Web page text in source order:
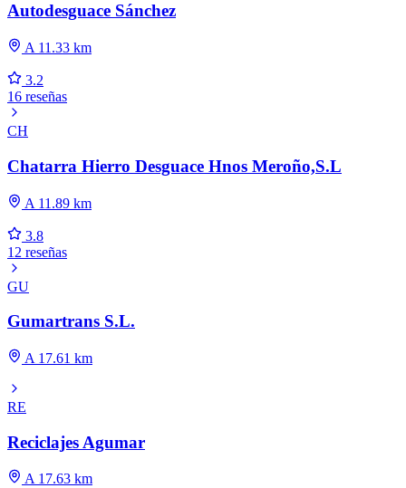
Autodesguace Sánchez
A 11.33 km
3.2
16 reseñas
CH
Chatarra Hierro Desguace Hnos Meroño,S.L
A 11.89 km
3.8
12 reseñas
GU
Gumartrans S.L.
A 17.61 km
RE
Reciclajes Agumar
A 17.63 km